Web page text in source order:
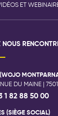
ET
NOUS
DU MAINE |
1 82 88 50 00
(SIÈGE SOCIAL)